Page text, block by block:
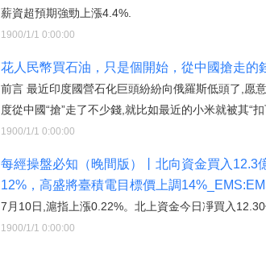
薪資超預期強勁上漲4.4%.
1900/1/1 0:00:00
花人民幣買石油，只是個開始，從中國搶走的
前言 最近印度國營石化巨頭紛紛向俄羅斯低頭了,愿
度從中國“搶”走了不少錢,就比如最近的小米就被其“扣
1900/1/1 0:00:00
每經操盤必知（晚間版）丨北向資金買入
12%，高盛將臺積電目標價上調
7月10日,滬指上漲0.22%。北上資金今日凈買入
1900/1/1 0:00:00